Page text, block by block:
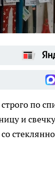
по
и